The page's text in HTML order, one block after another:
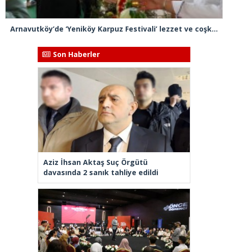
Arnavutköy’de ‘Yeniköy Karpuz Festivali’ lezzet ve coşkuya sahne oldu
Son Haberler
Aziz İhsan Aktaş Suç Örgütü
davasında 2 sanık tahliye edildi